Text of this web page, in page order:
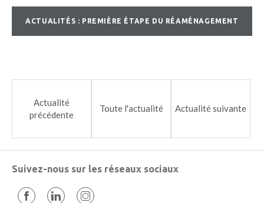
ACTUALITÉS : PREMIÈRE ÉTAPE DU RÉAMÉNAGEMENT
Actualité
précédente
Toute l'actualité Actualité suivante
Suivez-nous sur les réseaux sociaux